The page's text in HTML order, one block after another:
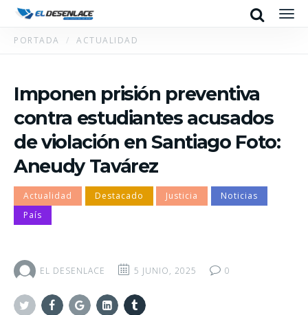
Search
PORTADA ACTUALIDAD
Imponen prisión preventiva
contra estudiantes acusados
de violación en Santiago Foto:
Aneudy Tavárez
Actualidad Destacado Justicia
Noticias
País
EL DESENLACE 5 JUNIO, 2025 0